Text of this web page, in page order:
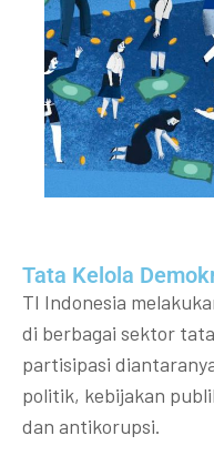
Tata Kelola
TI Indonesia
di berbagai sektor
partisipasi
politik, kebijakan
dan antikorupsi.